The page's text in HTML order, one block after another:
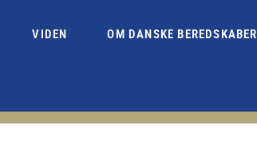
VIDEN OM DANSKE BEREDSKABER